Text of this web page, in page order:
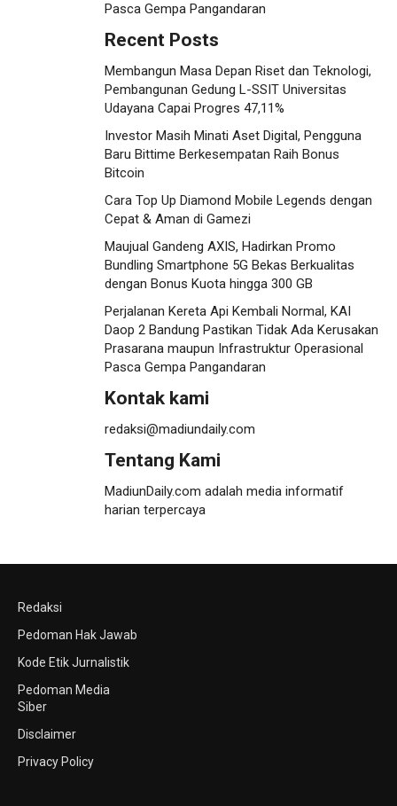
Pasca Gempa Pangandaran
Recent Posts
Membangun Masa Depan Riset dan Teknologi,
Pembangunan Gedung L-SSIT Universitas
Udayana Capai Progres 47,11%
Investor Masih Minati Aset Digital, Pengguna
Baru Bittime Berkesempatan Raih Bonus
Bitcoin
Cara Top Up Diamond Mobile Legends dengan
Cepat & Aman di Gamezi
Maujual Gandeng AXIS, Hadirkan Promo
Bundling Smartphone 5G Bekas Berkualitas
dengan Bonus Kuota hingga 300 GB
Perjalanan Kereta Api Kembali Normal, KAI
Daop 2 Bandung Pastikan Tidak Ada Kerusakan
Prasarana maupun Infrastruktur Operasional
Pasca Gempa Pangandaran
Kontak kami
redaksi@madiundaily.com
Tentang Kami
MadiunDaily.com adalah media informatif
harian terpercaya
Redaksi
Pedoman Hak Jawab
Kode Etik Jurnalistik
Pedoman Media
Siber
Disclaimer
Privacy Policy